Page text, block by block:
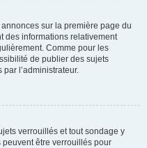
sur la première page du
des informations relativement
Comme pour les
de publier des sujets
l’administrateur.
verrouillés et tout sondage y
être verrouillés pour